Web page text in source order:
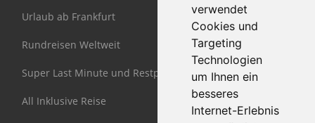
verwendet
Cookies und
Targeting
Technologien
um Ihnen ein
besseres
Internet-Erlebnis
Urlaub ab Frankfurt
Rundreisen Weltweit
Super Last Minute und Restplätze
All Inklusive Reise